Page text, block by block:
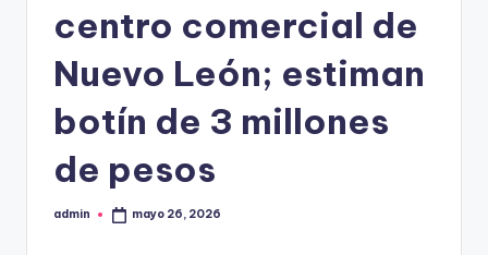
centro comercial de
Nuevo León; estiman
botín de 3 millones
de pesos
Publicado
admin mayo 26, 2026